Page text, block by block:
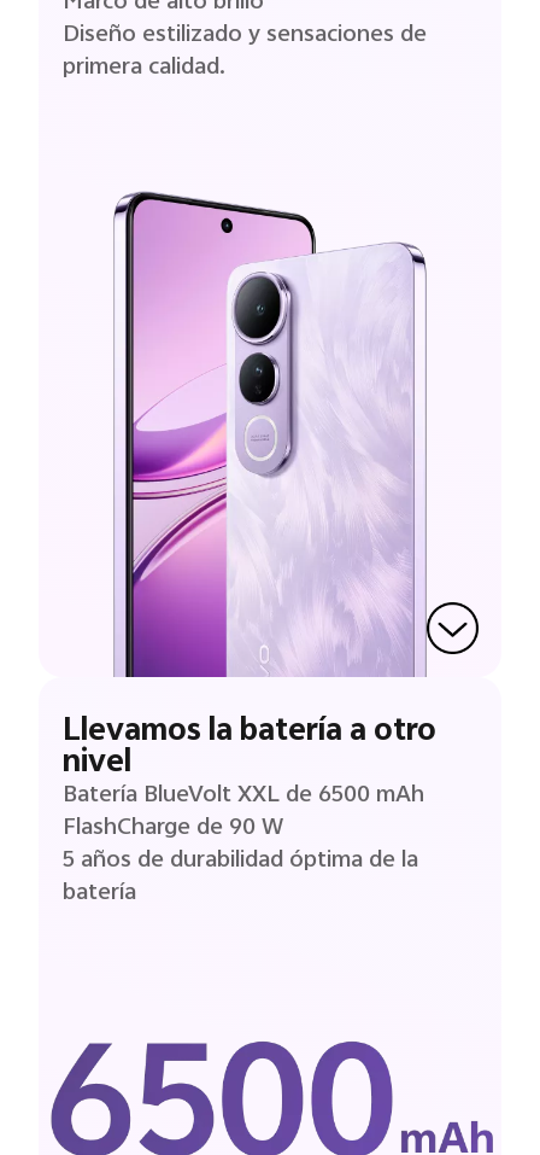
Diseño estilizado y sensaciones de
primera calidad.
Llevamos la batería a otro
nivel
Batería BlueVolt XXL de 6500 mAh
FlashCharge de 90 W
5 años de durabilidad óptima de la
batería